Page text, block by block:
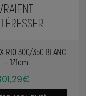
RIO 300/350 BLANC
- 121cm